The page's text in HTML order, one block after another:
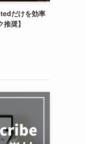
だけを効率
奨】